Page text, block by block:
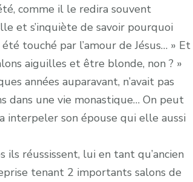
comme il le redira souvent
et s’inquiète de savoir pourquoi
été touché par l’amour de Jésus… » Et
aiguilles et être blonde, non ? »
années auparavant, n’avait pas
dans une vie monastique… On peut
interpeler son épouse qui elle aussi
ils réussissent, lui en tant qu’ancien
tenant 2 importants salons de